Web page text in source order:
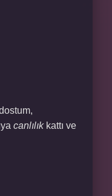
canlılıkkattı ve